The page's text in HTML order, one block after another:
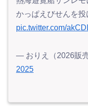
かっぱえびせんを投
pic.twitter.com/
— おりえ（2026販
2025